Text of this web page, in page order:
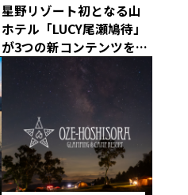
星野リゾート初となる山
ホテル「LUCY尾瀬鳩待」
が3つの新コンテンツを企
画して、2026年シーズン
は4月29日に全館営業開
始！